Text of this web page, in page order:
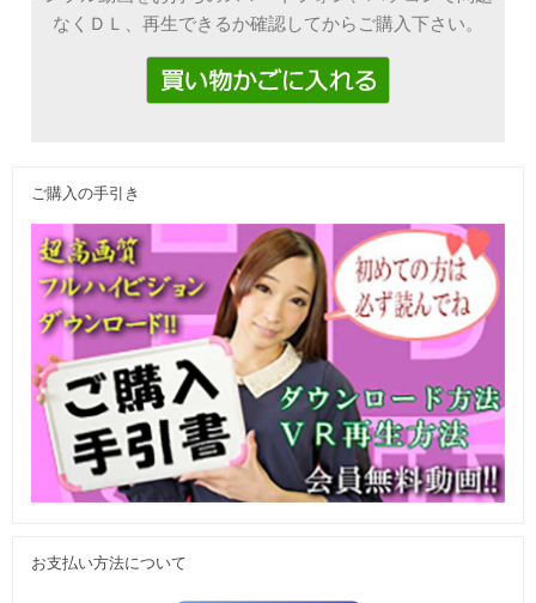
なくＤＬ、再生できるか確認してからご購入下さい。
ご購入の手引き
お支払い方法について